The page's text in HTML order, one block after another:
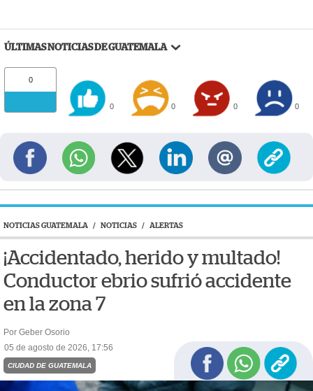
ÚLTIMAS NOTICIAS DE GUATEMALA
0
0 0 0 0
NOTICIAS GUATEMALA / NOTICIAS / ALERTAS
¡Accidentado, herido y multado!
Conductor ebrio sufrió accidente
en la zona 7
Por Geber Osorio
05 de agosto de 2026, 17:56
CIUDAD DE GUATEMALA